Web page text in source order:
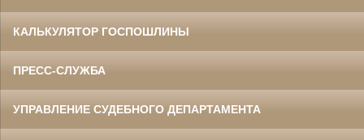
КАЛЬКУЛЯТОР ГОСПОШЛИНЫ
ПРЕСС-СЛУЖБА
УПРАВЛЕНИЕ СУДЕБНОГО ДЕПАРТАМЕНТА